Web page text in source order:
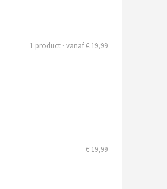
1 product · vanaf € 19,99
€ 19,99